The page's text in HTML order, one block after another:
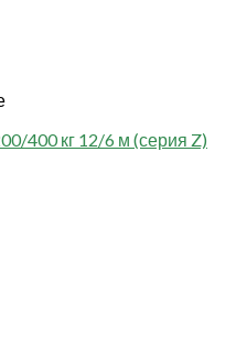
400 кг 12/6 м (серия Z)